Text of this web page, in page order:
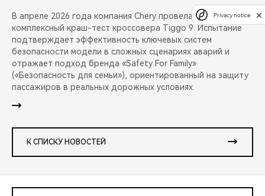
В апреле 2026 года компания Chery провела публичный
комплексный краш-тест кроссовера Tiggo 9. Испытание
подтверждает эффективность ключевых систем
безопасности модели в сложных сценариях аварий и
отражает подход бренда «Safety For Family»
(«Безопасность для семьи»), ориентированный на защиту
пассажиров в реальных дорожных условиях.
К СПИСКУ НОВОСТЕЙ
Privacy notice